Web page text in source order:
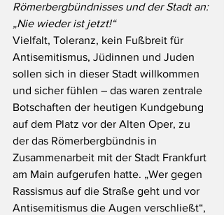
Römerbergbündnisses und der Stadt an:
„Nie wieder ist jetzt!“
Vielfalt, Toleranz, kein Fußbreit für
Antisemitismus, Jüdinnen und Juden
sollen sich in dieser Stadt willkommen
und sicher fühlen – das waren zentrale
Botschaften der heutigen Kundgebung
auf dem Platz vor der Alten Oper, zu
der das Römerbergbündnis in
Zusammenarbeit mit der Stadt Frankfurt
am Main aufgerufen hatte. „Wer gegen
Rassismus auf die Straße geht und vor
Antisemitismus die Augen verschließt“,